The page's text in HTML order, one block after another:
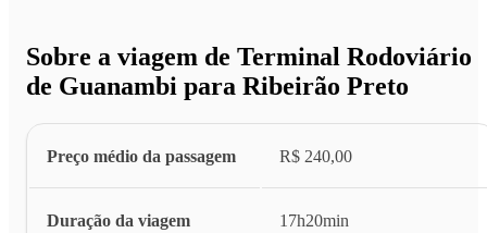
Sobre a viagem de Terminal Rodoviário
de Guanambi para Ribeirão Preto
Preço médio da passagem R$ 240,00
Duração da viagem 17h20min